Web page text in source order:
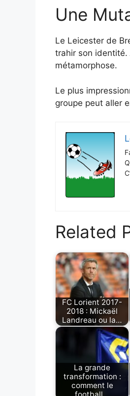
Une
Le Leicester de
trahir son identité.
métamorphose.
Le plus
groupe peut aller
Related
FC Lorient 2017-
2018 : Mickaël
Landreau ou la…
La grande
transformation :
comment le